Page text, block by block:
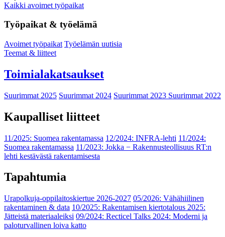
Kaikki avoimet työpaikat
Työpaikat & työelämä
Avoimet työpaikat Työelämän uutisia
Teemat & liitteet
Toimialakatsaukset
Suurimmat 2025 Suurimmat 2024 Suurimmat 2023 Suurimmat 2022
Kaupalliset liitteet
11/2025: Suomea rakentamassa 12/2024: INFRA-lehti 11/2024:
Suomea rakentamassa 11/2023: Jokka − Rakennusteollisuus RT:n
lehti kestävästä rakentamisesta
Tapahtumia
Urapolkuja-oppilaitoskiertue 2026-2027 05/2026: Vähähiilinen
rakentaminen & data 10/2025: Rakentamisen kiertotalous 2025:
Jätteistä materiaaleiksi 09/2024: Recticel Talks 2024: Moderni ja
paloturvallinen loiva katto